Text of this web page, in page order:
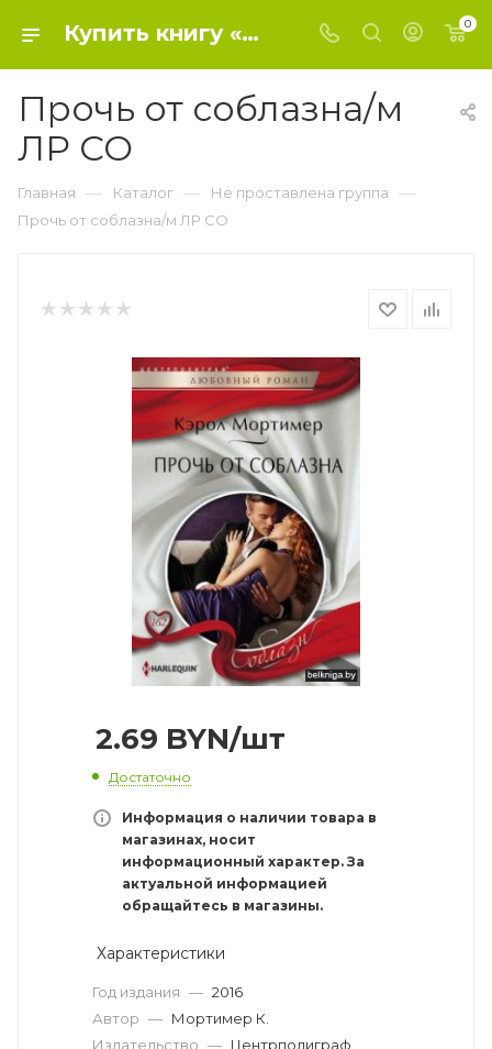
Купить книгу «Прочь от соблазна/м ЛР СО» 2016, Мортимер К. - Не проставлена группа 0
Прочь от соблазна/м
ЛР СО
Главная — Каталог — Не проставлена группа —
Прочь от соблазна/м ЛР СО
2.69 BYN/шт
Достаточно
Информация о наличии товара в
магазинах, носит
информационный характер. За
актуальной информацией
обращайтесь в магазины.
Характеристики
Год издания — 2016
Автор — Мортимер К.
Издательство — Центрполиграф